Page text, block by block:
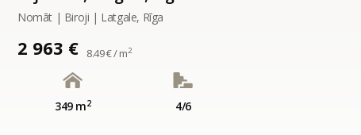
Nomāt | Biroji | Latgale, Rīga
2 963 € 8.49 € / m2
349 m2 4/6